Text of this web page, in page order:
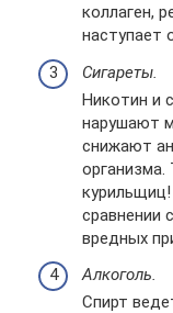
коллаген,
наступает
Сигареты.
Никотин и
нарушают
снижают
сравнении
вредных
Алкоголь.
Спирт